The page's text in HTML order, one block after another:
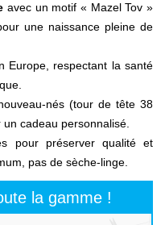
avec un motif « Mazel Tov »
une naissance pleine de
Europe, respectant la santé
nés (tour de tête 38
cadeau personnalisé.
pour préserver qualité et
pas de sèche-linge.
la gamme !